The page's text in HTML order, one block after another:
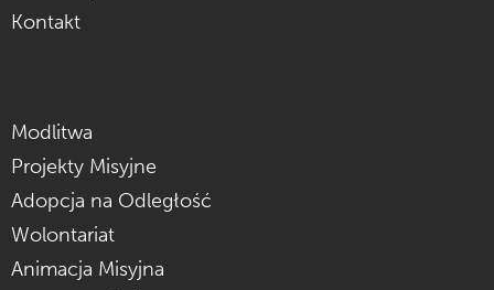
Kontakt
Modlitwa
Projekty Misyjne
Adopcja na Odległość
Wolontariat
Animacja Misyjna